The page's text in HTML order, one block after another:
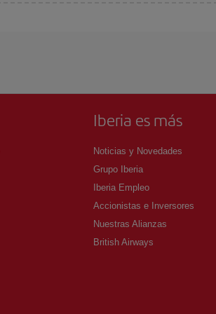
Iberia es más
Noticias y Novedades
Grupo Iberia
Iberia Empleo
Accionistas e Inversores
Nuestras Alianzas
British Airways